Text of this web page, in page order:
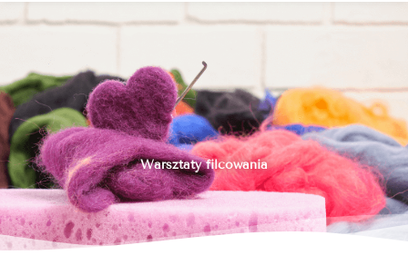
Warsztaty filcowania